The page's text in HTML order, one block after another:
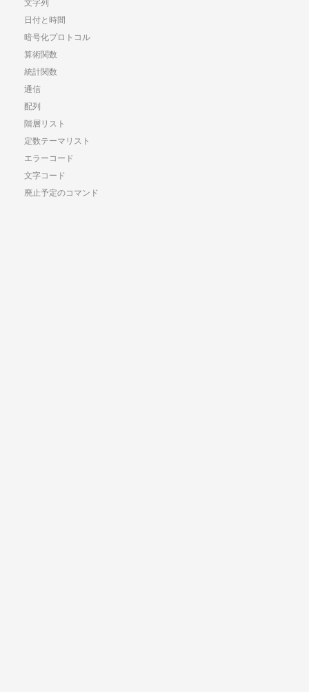
文字列
日付と時間
暗号化プロトコル
算術関数
統計関数
通信
配列
階層リスト
定数テーマリスト
エラーコード
文字コード
廃止予定のコマンド